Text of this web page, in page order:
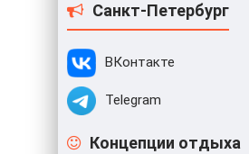
Санкт-Петербург
ВКонтакте
Telegram
Концепции отдыха